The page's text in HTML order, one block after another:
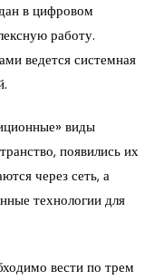
в цифровом
работу.
ведется системная
виды
появились их
через сеть, а
технологии для
вести по трем